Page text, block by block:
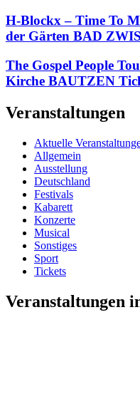
H-Blockx – Time To
der Gärten BAD
The Gospel People
Kirche BAUTZEN
Veranstaltungen
Aktuelle
Allgemein
Ausstellung
Deutschland
Festivals
Kabarett
Konzerte
Musical
Sonstiges
Sport
Tickets
Veranstaltungen